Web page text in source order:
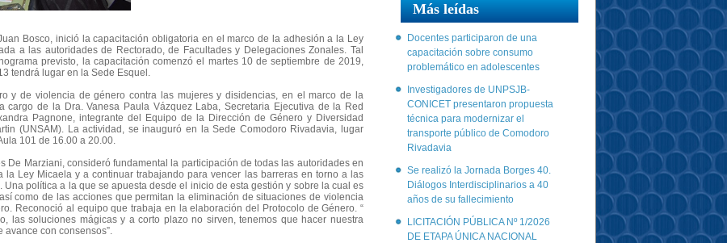
Bosco, inició la capacitación obligatoria en el marco de la adhesión a la Ley
a las autoridades de Rectorado, de Facultades y Delegaciones Zonales. Tal
previsto, la capacitación comenzó el martes 10 de septiembre de 2019,
tendrá lugar en la Sede Esquel.
y de violencia de género contra las mujeres y disidencias, en el marco de la
cargo de la Dra. Vanesa Paula Vázquez Laba, Secretaria Ejecutiva de la Red
Pagnone, integrante del Equipo de la Dirección de Género y Diversidad
(UNSAM). La actividad, se inauguró en la Sede Comodoro Rivadavia, lugar
101 de 16.00 a 20.00.
De Marziani, consideró fundamental la participación de todas las autoridades en
la Ley Micaela y a continuar trabajando para vencer las barreras en torno a las
política a la que se apuesta desde el inicio de esta gestión y sobre la cual es
como de las acciones que permitan la eliminación de situaciones de violencia
Reconoció al equipo que trabaja en la elaboración del Protocolo de Género. “
las soluciones mágicas y a corto plazo no sirven, tenemos que hacer nuestra
con consensos”.
Más leídas
Docentes participaron de una
capacitación sobre consumo
problemático en adolescentes
Investigadores de UNPSJB-
CONICET presentaron propuesta
técnica para modernizar el
transporte público de Comodoro
Rivadavia
Se realizó la Jornada Borges 40.
Diálogos Interdisciplinarios a 40
años de su fallecimiento
LICITACIÓN PÚBLICA Nº 1/2026
DE ETAPA ÚNICA NACIONAL